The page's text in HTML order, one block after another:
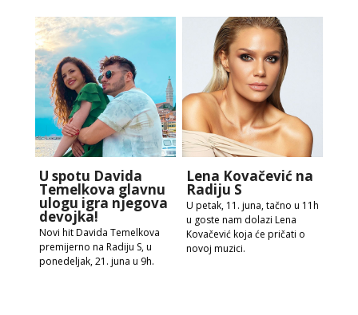
U spotu Davida
Temelkova glavnu
ulogu igra njegova
devojka!
Novi hit Davida Temelkova
premijerno na Radiju S, u
ponedeljak, 21. juna u 9h.
Lena Kovačević na
Radiju S
U petak, 11. juna, tačno u 11h
u goste nam dolazi Lena
Kovačević koja će pričati o
novoj muzici.